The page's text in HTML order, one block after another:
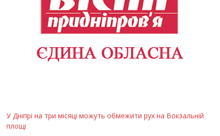
У Дніпрі на три місяці можуть обмежити рух на Вокзальній
площі